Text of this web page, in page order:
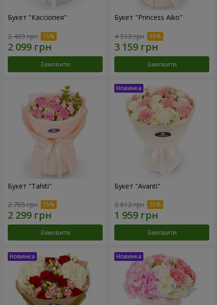
Букет "Кассіопея"
2 469 грн
Замовити
Букет "Princess Aiko"
4 513 грн
Замовити
Букет "Tahiti"
2 705 грн
Замовити
Букет "Avanti"
2 612 грн
Замовити